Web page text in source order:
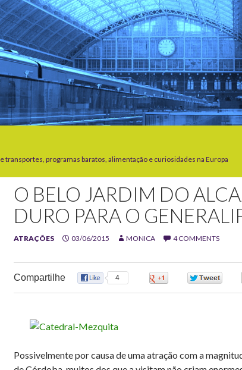
transportes, programas baratos, alimentação e curiosidades na Europa
O BELO JARDIM DO
DURO PARA O
ATRAÇÕES 03/06/2015 MONICA 4 COMMENTS
Compartilhe 4
Possivelmente por causa de uma atração com a